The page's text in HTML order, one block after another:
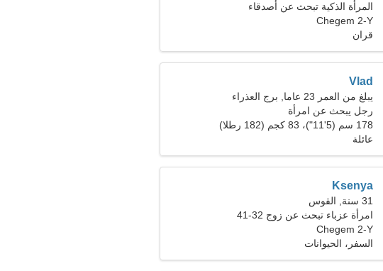
المرأة الذكية تبحث عن أصدقاء
Chegem 2-Y
قران
Vlad
يبلغ من العمر 23 عاما, برج العذراء
رجل يبحث عن امرأة
178 سم (5'11")، 83 كجم (182 رطلا)
عائلة
Ksenya
31 سنة, القوس
امرأة عزباء تبحث عن زوج 32-41
Chegem 2-Y
السفر، الحيوانات